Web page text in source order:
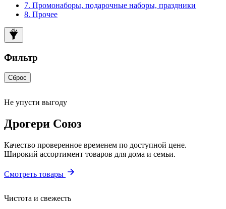
7. Промонаборы, подарочные наборы, праздники
8. Прочее
Фильтр
Сброс
Не упусти выгоду
Дрогери Союз
Качество проверенное временем по доступной цене.
Широкий ассортимент товаров для дома и семьи.
Смотреть товары
Чистота и свежесть